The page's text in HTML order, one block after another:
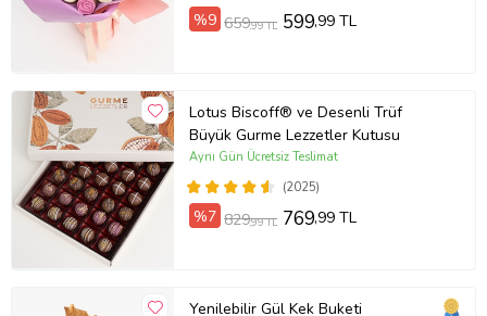
%9 659,99 TL 599,99 TL
Lotus Biscoff® ve Desenli Trüf
Büyük Gurme Lezzetler Kutusu
(2025)
Aynı Gün Ücretsiz Teslimat
%7 829,99 TL 769,99 TL
Yenilebilir Gül Kek Buketi